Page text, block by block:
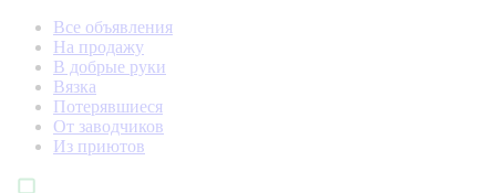
Все объявления
На продажу
В добрые руки
Вязка
Потерявшиеся
От заводчиков
Из приютов